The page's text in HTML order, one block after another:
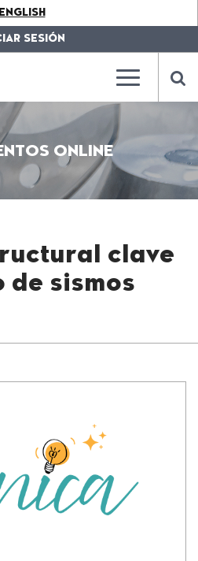
ENGLISH
SESIÓN
???
???
ONLINE
clave
de sismos